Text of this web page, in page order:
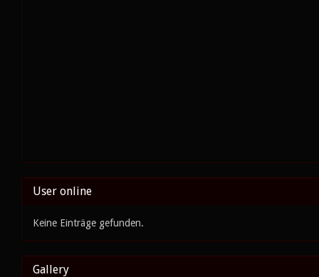
User online
Keine Einträge gefunden.
Gallery